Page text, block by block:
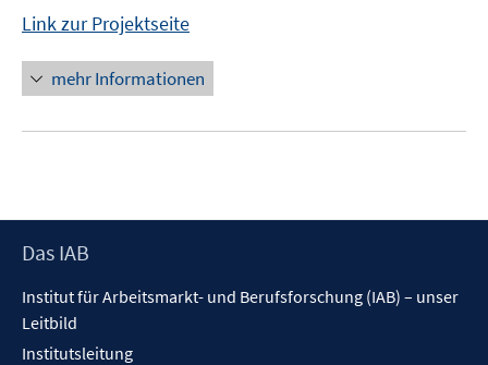
Link zur Projektseite
mehr Informationen
Footer
Das IAB
Institut für Arbeitsmarkt- und Berufsforschung (IAB) – unser
Leitbild
Institutsleitung